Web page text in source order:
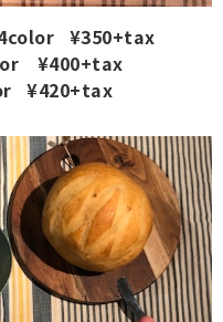
¥350+tax
¥400+tax
¥420+tax